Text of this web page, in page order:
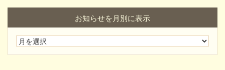
お知らせを月別に表示